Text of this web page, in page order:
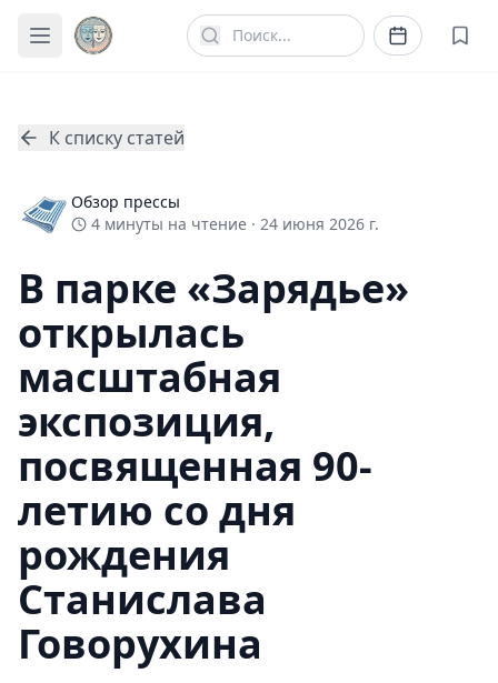
К списку статей
Обзор прессы
4 минуты на чтение · 24 июня 2026 г.
В парке «Зарядье»
открылась
масштабная
экспозиция,
посвященная 90-
летию со дня
рождения
Станислава
Говорухина